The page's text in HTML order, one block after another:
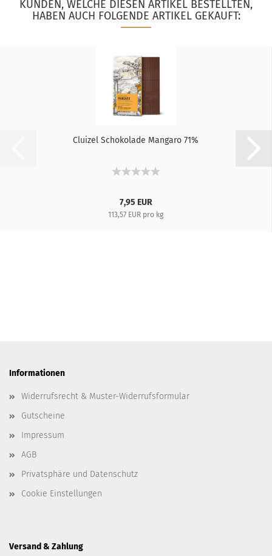
KUNDEN, WELCHE DIESEN ARTIKEL BESTELLTEN,
HABEN AUCH FOLGENDE ARTIKEL GEKAUFT:
Cluizel Schokolade Mangaro 71%
7,95 EUR
113,57 EUR pro kg
Informationen
Widerrufsrecht & Muster-Widerrufsformular
Gutscheine
Impressum
AGB
Privatsphäre und Datenschutz
Cookie Einstellungen
Versand & Zahlung